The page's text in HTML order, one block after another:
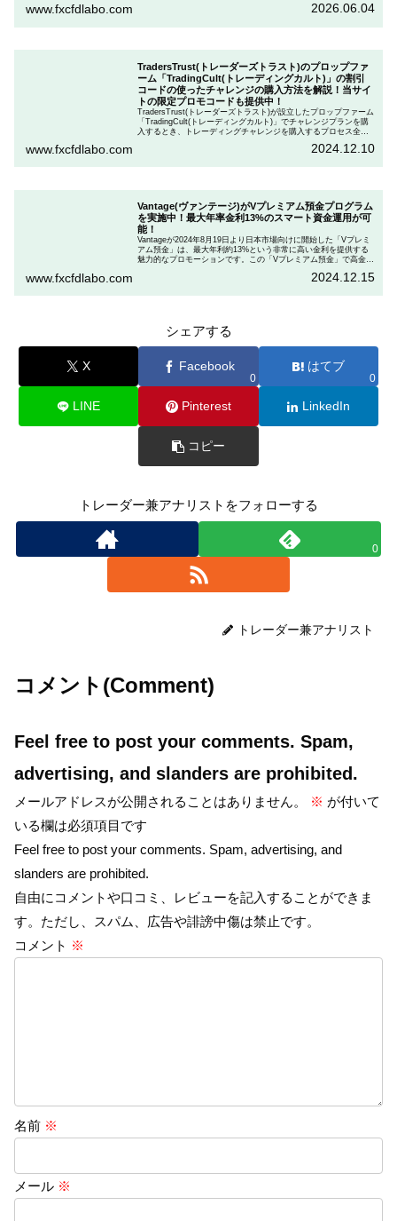
ランを申し込むときのクーポンコードを入力して割引にする方法
www.fxcfdlabo.com 2026.06.04
TradersTrust(トレーダーズトラスト)のプロップファ
ーム「TradingCult(トレーディングカルト)」の割引
コードの使ったチャレンジの購入方法を解説！当サイ
トの限定プロモコードも提供中！
TradersTrust(トレーダーズトラスト)が設立したプロップファーム
「TradingCult(トレーディングカルト)」でチャレンジプランを購
入するとき、トレーディングチャレンジを購入するプロセス全体
ます。さらに、TradingCultがほぼ定期的に実施している割引コー
www.fxcfdlabo.com 2024.12.10
Vantage(ヴァンテージ)がVプレミアム預金プログラム
を実施中！最大年率金利13%のスマート資金運用が可
能！
Vantageが2024年8月19日より日本市場向けに開始した「Vプレミ
アム預金」は、最大年利約13%という非常に高い金利を提供する
魅力的なプロモーションです。この「Vプレミアム預金」で高金利
「Vプレミアム預金」を行いたい人は、この記事をしっかりと読ん
www.fxcfdlabo.com 2024.12.15
シェアする
X Facebook
0
はてブ
0
LINE Pinterest LinkedIn
コピー
トレーダー兼アナリストをフォローする
0
トレーダー兼アナリスト
コメント(Comment)
Feel free to post your comments. Spam,
advertising, and slanders are prohibited.
メールアドレスが公開されることはありません。 ※ が付いて
いる欄は必須項目です
Feel free to post your comments. Spam, advertising, and
slanders are prohibited.
自由にコメントや口コミ、レビューを記入することができま
す。ただし、スパム、広告や誹謗中傷は禁止です。
コメント ※
名前 ※
メール ※